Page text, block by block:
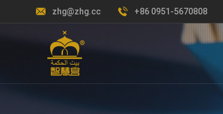
zhg@zhg.cc +86 0951-5670808